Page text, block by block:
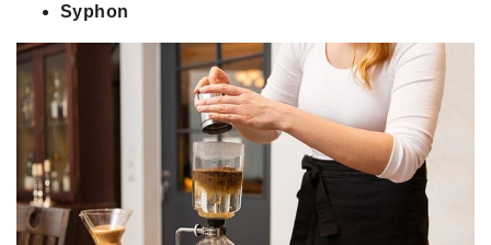
Syphon